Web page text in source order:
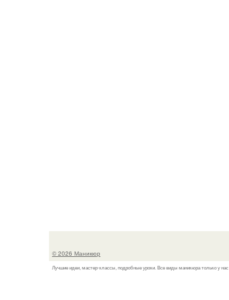
© 2026 Маникюр
Лучшие идеи, мастер-классы, подробные уроки. Все виды маникюра только у нас